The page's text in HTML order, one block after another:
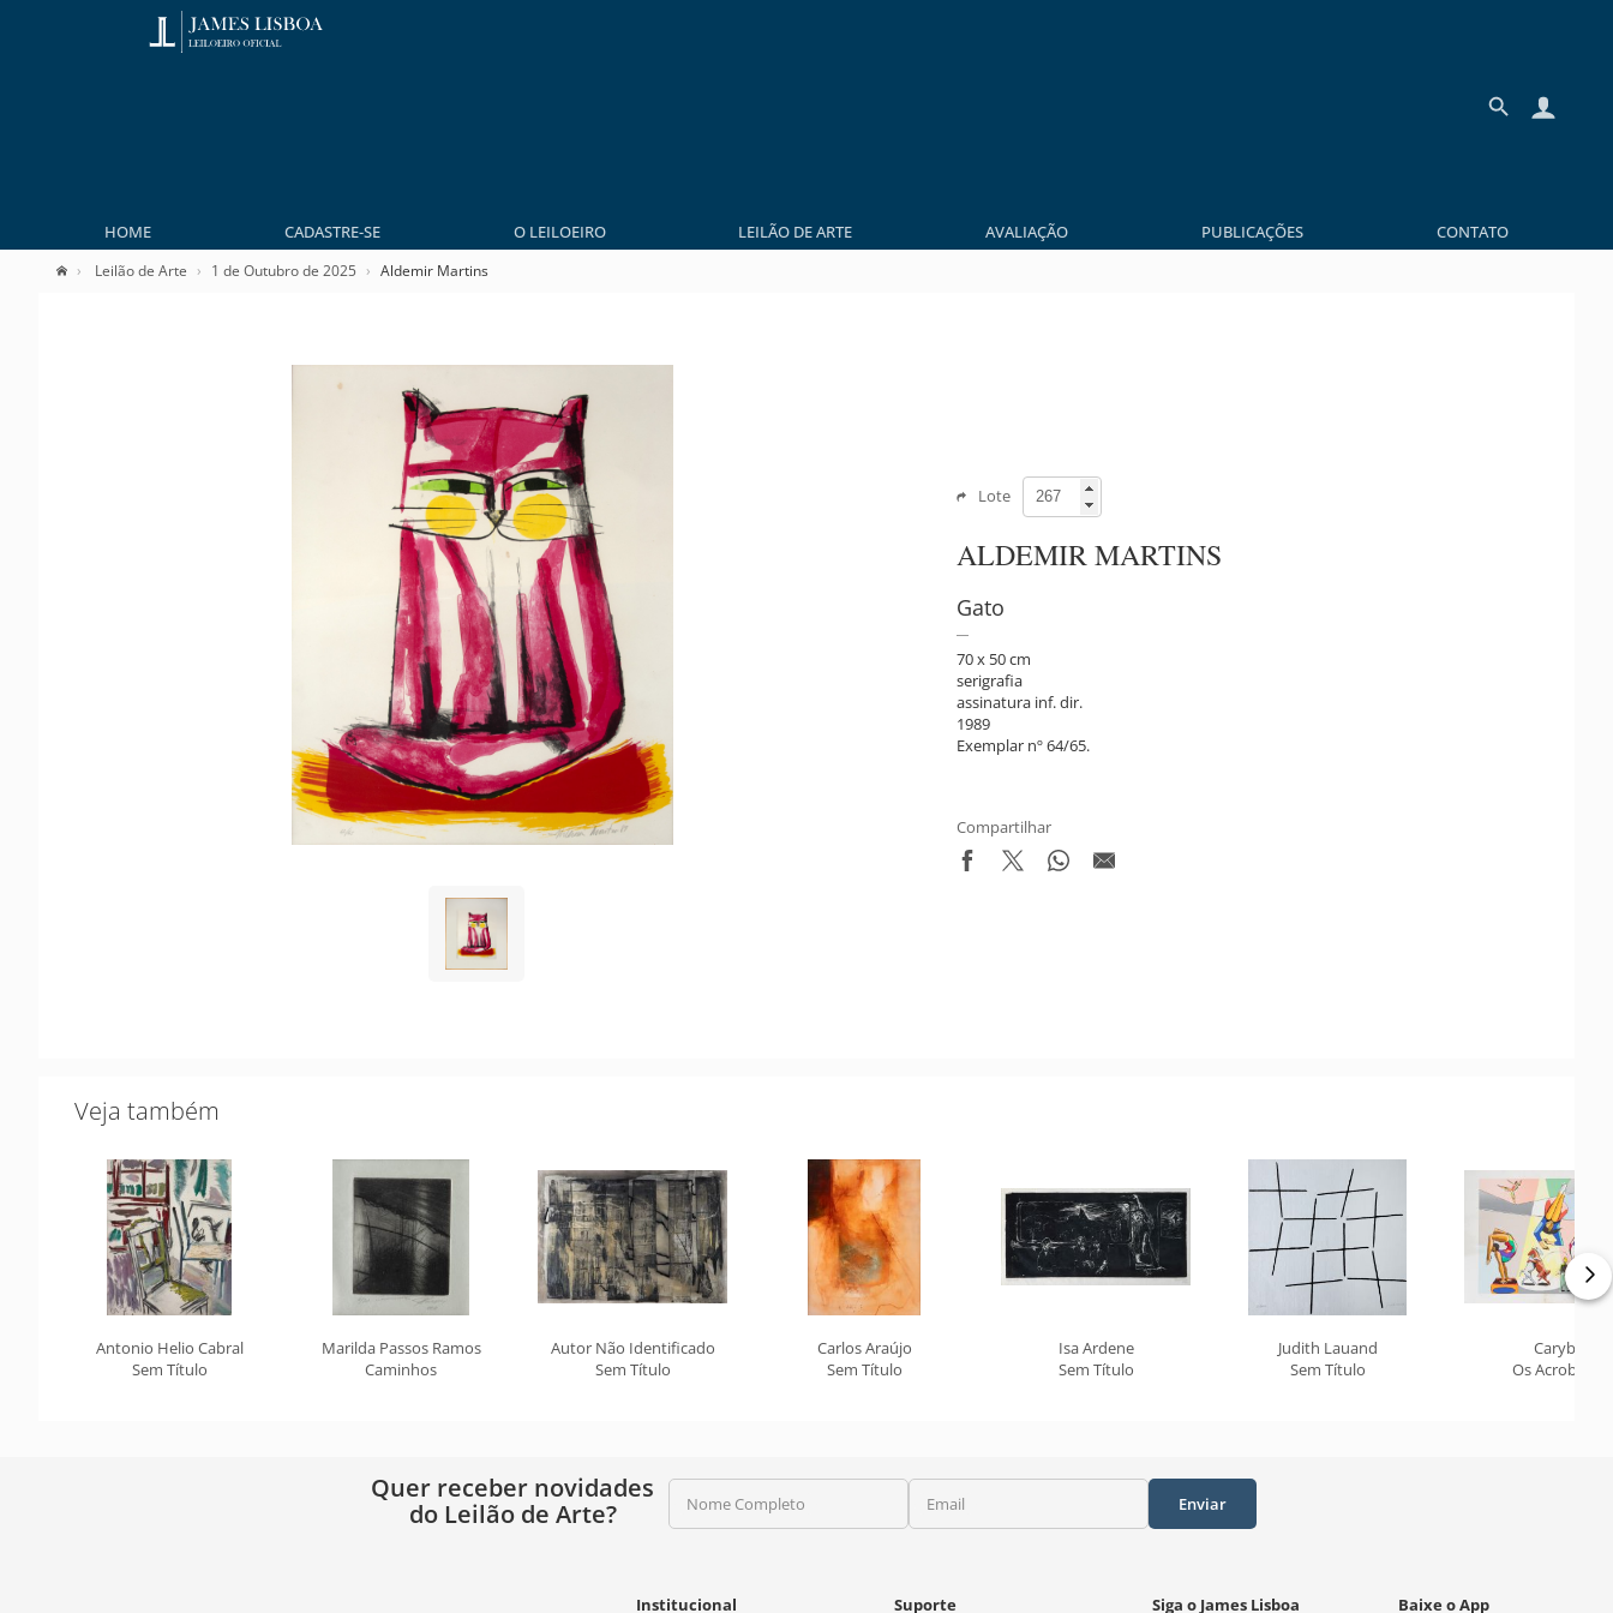
HOME CADASTRE-SE O LEILOEIRO LEILÃO DE ARTE AVALIAÇÃO PUBLICAÇÕES CONTATO
Leilão de Arte 1 de Outubro de 2025 Aldemir Martins
Lote
ALDEMIR MARTINS
Gato
70 x 50 cm
serigrafia
assinatura inf. dir.
1989
Exemplar nº 64/65.
Compartilhar
Veja também
Antonio Helio Cabral
Sem Título
Marilda Passos Ramos
Caminhos
Autor Não Identificado
Sem Título
Carlos Araújo
Sem Título
Isa Ardene
Sem Título
Judith Lauand
Sem Título
Carybé
Os Acrobatas
Quer receber novidades
do Leilão de Arte?
Nome Completo Email Enviar
Institucional Suporte Siga o James Lisboa Baixe o App